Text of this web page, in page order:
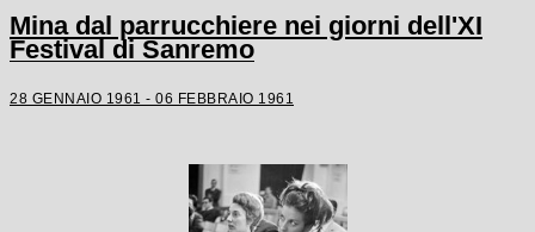
Mina dal parrucchiere nei giorni dell'XI
Festival di Sanremo
28 GENNAIO 1961 - 06 FEBBRAIO 1961